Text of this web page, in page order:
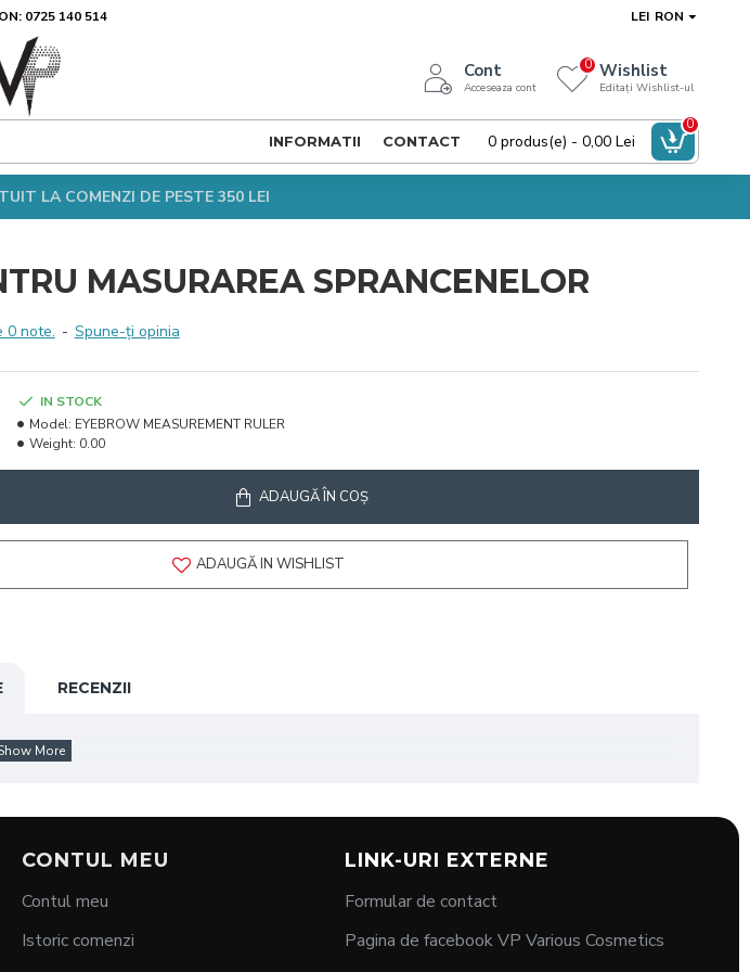
0725 140 514 LEI RON
Cont
Acceseaza cont
Wishlist
Editați Wishlist-ul
0
INFORMATII CONTACT 0 produs(e) - 0,00 Lei
0
LA COMENZI DE PESTE 350 LEI
MASURAREA SPRANCENELOR
0 note. - Spune-ţi opinia
IN STOCK
Model: EYEBROW MEASUREMENT RULER
Weight: 0.00
ADAUGĂ ÎN COŞ
ADAUGĂ IN WISHLIST
RECENZII
CONTUL MEU
Contul meu
Istoric comenzi
LINK-URI EXTERNE
Formular de contact
Pagina de facebook VP Various Cosmetics